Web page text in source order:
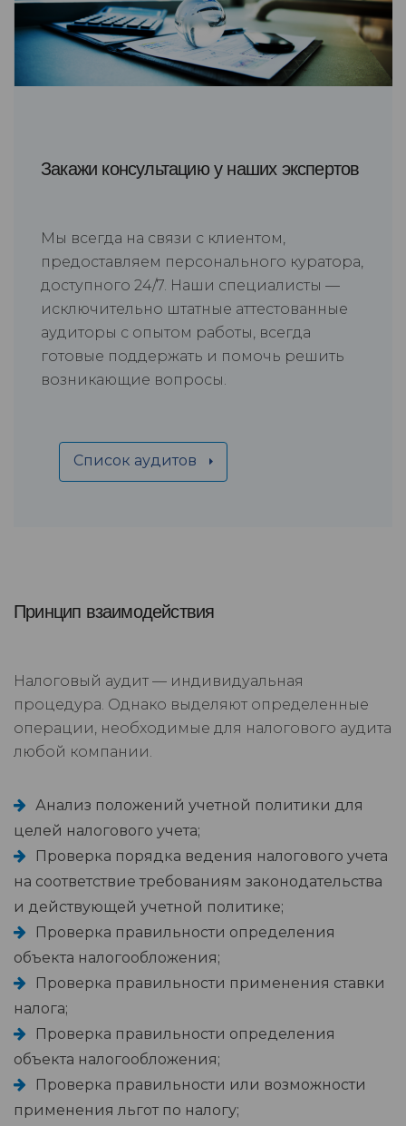
Закажи консультацию у наших экспертов
Мы всегда на связи с клиентом,
предоставляем персонального куратора,
доступного 24/7. Наши специалисты —
исключительно штатные аттестованные
аудиторы с опытом работы, всегда
готовые поддержать и помочь решить
возникающие вопросы.
Список аудитов
Принцип взаимодействия
Налоговый аудит — индивидуальная
процедура. Однако выделяют определенные
операции, необходимые для налогового аудита
любой компании.
Анализ положений учетной политики для
целей налогового учета;
Проверка порядка ведения налогового учета
на соответствие требованиям законодательства
и действующей учетной политике;
Проверка правильности определения
объекта налогообложения;
Проверка правильности применения ставки
налога;
Проверка правильности определения
объекта налогообложения;
Проверка правильности или возможности
применения льгот по налогу;